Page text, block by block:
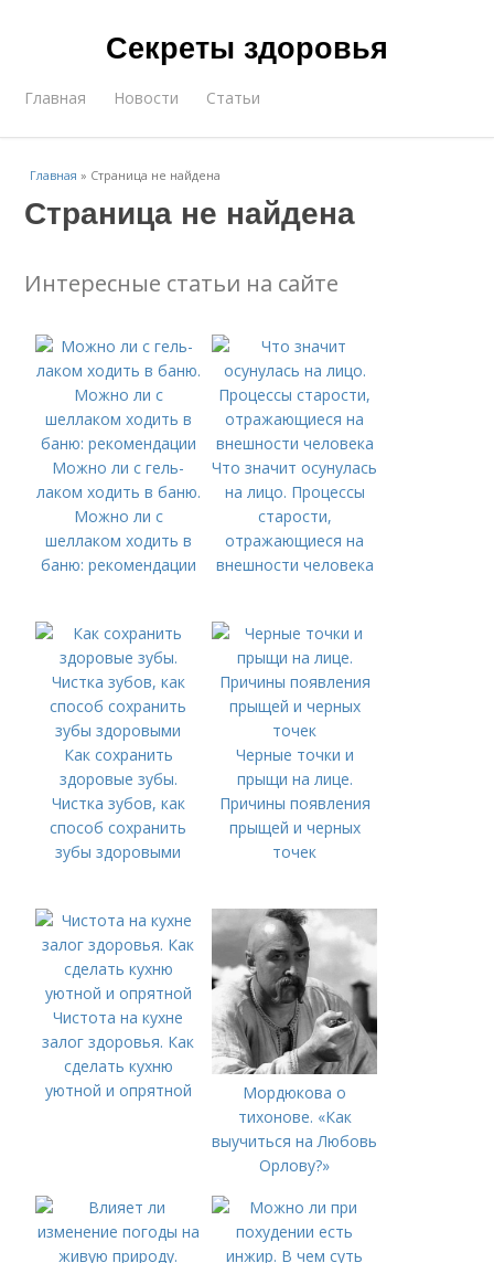
Секреты здоровья
Главная Новости Статьи
Главная » Страница не найдена
Страница не найдена
Интересные статьи на сайте
Можно ли с гель-
лаком ходить в баню.
Можно ли с
шеллаком ходить в
баню: рекомендации
Что значит осунулась
на лицо. Процессы
старости,
отражающиеся на
внешности человека
Как сохранить
здоровые зубы.
Чистка зубов, как
способ сохранить
зубы здоровыми
Черные точки и
прыщи на лице.
Причины появления
прыщей и черных
точек
Чистота на кухне
залог здоровья. Как
сделать кухню
уютной и опрятной
Мордюкова о
тихонове. «Как
выучиться на Любовь
Орлову?»